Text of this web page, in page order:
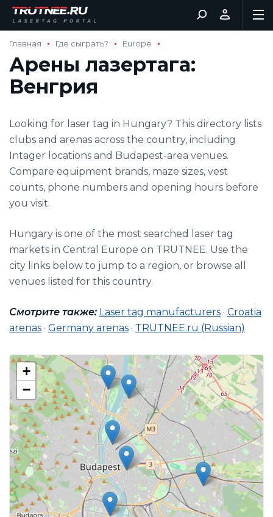
Главная Где сыграть? Europe
Арены лазертага:
Венгрия
Looking for laser tag in Hungary? This directory lists
clubs and arenas across the country, including
Intager locations and Budapest-area venues.
Compare equipment brands, maze sizes, vest
counts, phone numbers and opening hours before
you visit.
Hungary is one of the most searched laser tag
markets in Central Europe on TRUTNEE. Use the
city links below to jump to a region, or browse all
venues listed for this country.
Смотрите также: Laser tag manufacturers · Croatia
arenas · Germany arenas · TRUTNEE.ru (Russian)
+
−